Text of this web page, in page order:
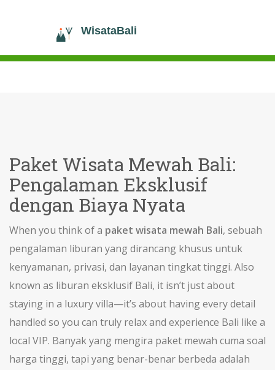
Paket Wisata Mewah Bali:
Pengalaman Eksklusif
dengan Biaya Nyata
When you think of a paket wisata mewah Bali, sebuah
pengalaman liburan yang dirancang khusus untuk
kenyamanan, privasi, dan layanan tingkat tinggi. Also
known as liburan eksklusif Bali, it isn’t just about
staying in a luxury villa—it’s about having every detail
handled so you can truly relax and experience Bali like a
local VIP. Banyak yang mengira paket mewah cuma soal
harga tinggi, tapi yang benar-benar berbeda adalah